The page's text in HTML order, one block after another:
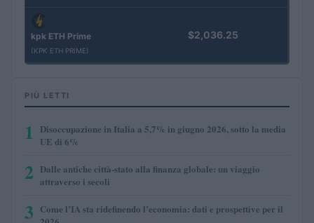
kpk ETH Prime
(KPK ETH PRIME)
$2,036.25
PIÙ LETTI
1
Disoccupazione in Italia a 5,7% in giugno 2026, sotto la media
UE di 6%
2 Dalle antiche città-stato alla finanza globale: un viaggio
attraverso i secoli
3 Come l’IA sta ridefinendo l’economia: dati e prospettive per il